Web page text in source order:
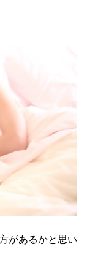
があるかと思い